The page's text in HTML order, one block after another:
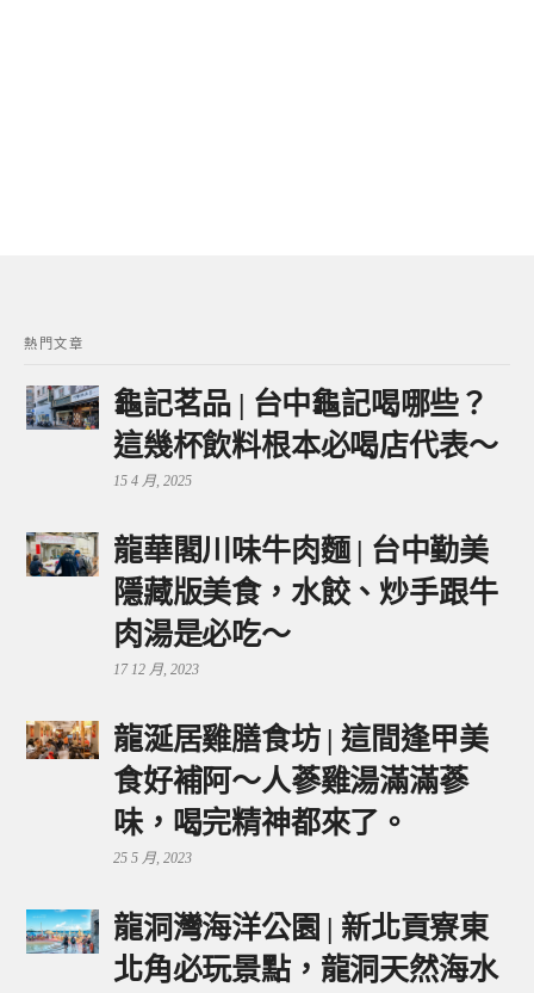
熱門文章
龜記茗品 | 台中龜記喝哪些？
這幾杯飲料根本必喝店代表～
15 4 月, 2025
龍華閣川味牛肉麵 | 台中勤美
隱藏版美食，水餃、炒手跟牛
肉湯是必吃～
17 12 月, 2023
龍涎居雞膳食坊 | 這間逢甲美
食好補阿～人蔘雞湯滿滿蔘
味，喝完精神都來了。
25 5 月, 2023
龍洞灣海洋公園 | 新北貢寮東
北角必玩景點，龍洞天然海水